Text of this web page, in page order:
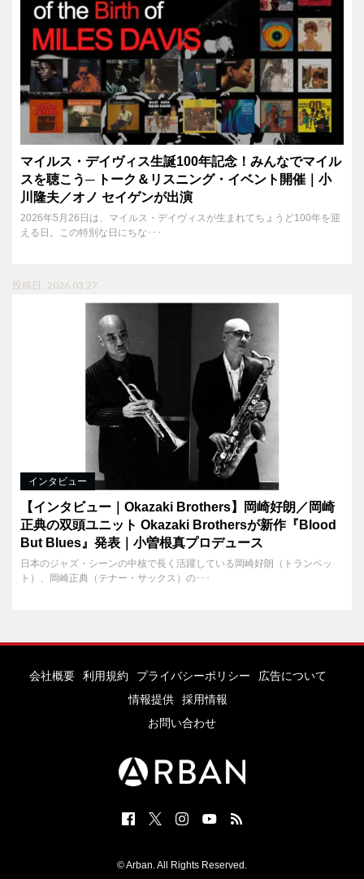
マイルス・デイヴィス生誕100年記念！みんなでマイル
スを聴こう─ トーク＆リスニング・イベント開催｜小
川隆夫／オノ セイゲンが出演
2026年5月26日は、マイルス・デイヴィスが生まれてちょうど100年を迎
える日。この特別な日にちな･･･
投稿日 : 2026.03.27
インタビュー
【インタビュー｜Okazaki Brothers】岡崎好朗／岡崎
正典の双頭ユニット Okazaki Brothersが新作『Blood
But Blues』発表｜小曽根真プロデュース
日本のジャズ・シーンの中核で長く活躍している岡崎好朗（トランペッ
ト）、岡崎正典（テナー・サックス）の･･･
会社概要 利用規約 プライバシーポリシー
広告について
情報提供
採用情報
お問い合わせ
© Arban. All Rights Reserved.